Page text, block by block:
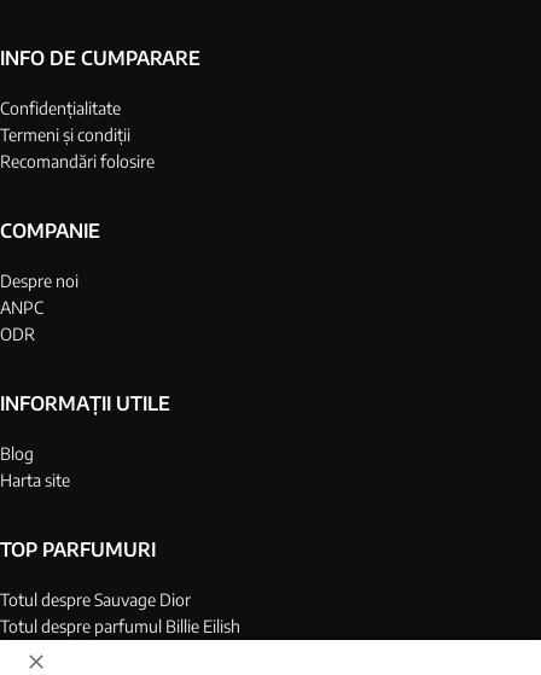
INFO DE CUMPARARE
Confidențialitate
Termeni și condiții
Recomandări folosire
COMPANIE
Despre noi
ANPC
ODR
INFORMAȚII UTILE
Blog
Harta site
TOP PARFUMURI
Totul despre Sauvage Dior
Totul despre parfumul Billie Eilish
Top 25 parfumuri barbati